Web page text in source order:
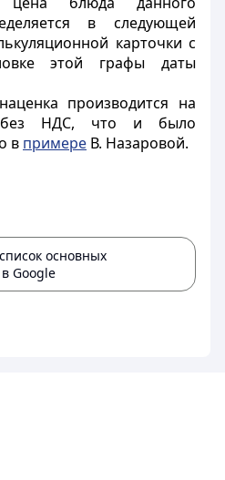
в следующей
карточки с
этой графы даты
производится на
без НДС, что и было
в примере В. Назаровой.
основных
Google